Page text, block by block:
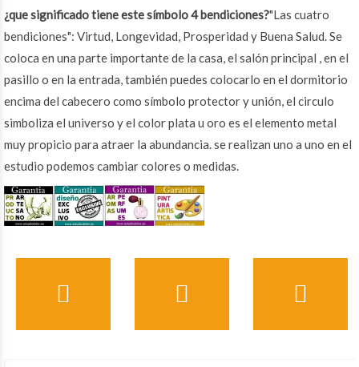
¿que significado tiene este símbolo 4 bendiciones?"Las cuatro
bendiciones": Virtud, Longevidad, Prosperidad y Buena Salud. Se
coloca en una parte importante de la casa, el salón principal , en el
pasillo o en la entrada, también puedes colocarlo en el dormitorio
encima del cabecero como símbolo protector y unión, el circulo
simboliza el universo y el color plata u oro es el elemento metal
muy propicio para atraer la abundancia. se realizan uno a uno en el
estudio podemos cambiar colores o medidas.